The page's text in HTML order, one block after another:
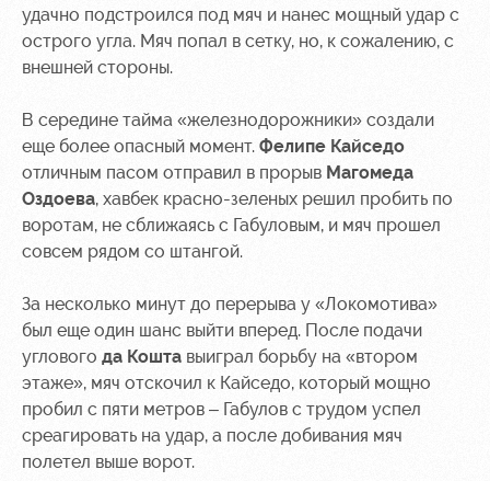
Информация
для
удачно подстроился под мяч и нанес мощный удар с
острого угла. Мяч попал в сетку, но, к сожалению, с
внешней стороны.
В середине тайма «железнодорожники» создали
еще более опасный момент. Фелипе Кайседо
отличным пасом отправил в прорыв Магомеда
Оздоева, хавбек красно-зеленых решил пробить по
воротам, не сближаясь с Габуловым, и мяч прошел
совсем рядом со штангой.
За несколько минут до перерыва у «Локомотива»
был еще один шанс выйти вперед. После подачи
углового да Кошта выиграл борьбу на «втором
этаже», мяч отскочил к Кайседо, который мощно
пробил с пяти метров – Габулов с трудом успел
среагировать на удар, а после добивания мяч
полетел выше ворот.